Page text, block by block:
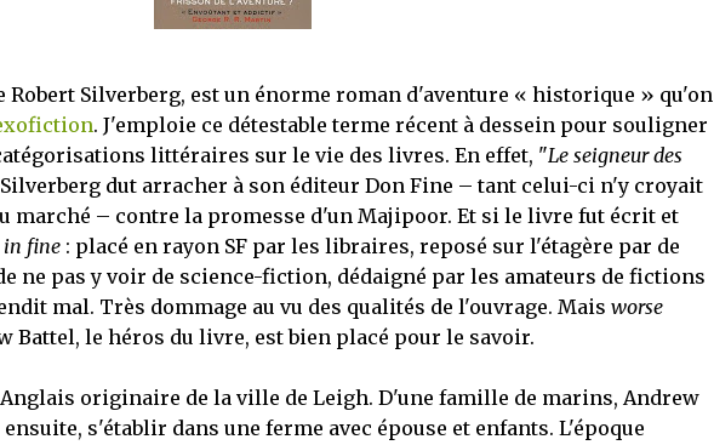
Robert Silverberg, est un énorme roman d'aventure « historique » qu'on
. J'emploie ce détestable terme récent à dessein pour souligner
littéraires sur le vie des livres. En effet, "Le seigneur des
dut arracher à son éditeur Don Fine – tant celui-ci n'y croyait
marché – contre la promesse d'un Majipoor. Et si le livre fut écrit et
in fine: placé en rayon SF par les libraires, reposé sur l'étagère par de
ne pas y voir de science-fiction, dédaigné par les amateurs de fictions
mal. Très dommage au vu des qualités de l'ouvrage. Mais worse
Battel, le héros du livre, est bien placé pour le savoir.
Anglais originaire de la ville de Leigh. D'une famille de marins, Andrew
s'établir dans une ferme avec épouse et enfants. L'époque